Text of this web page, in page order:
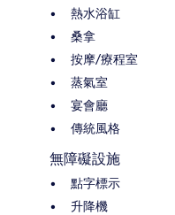
熱水浴缸
桑拿
按摩/療程室
蒸氣室
宴會廳
傳統風格
無障礙設施
點字標示
升降機